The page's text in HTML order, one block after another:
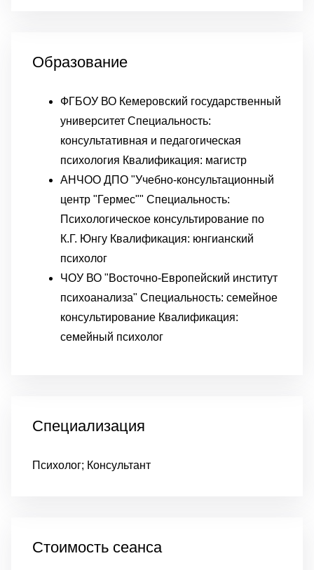
Образование
ФГБОУ ВО Кемеровский государственный
университет Специальность:
консультативная и педагогическая
психология Квалификация: магистр
АНЧОО ДПО "Учебно-консультационный
центр "Гермес"" Специальность:
Психологическое консультирование по
К.Г. Юнгу Квалификация: юнгианский
психолог
ЧОУ ВО "Восточно-Европейский институт
психоанализа" Специальность: семейное
консультирование Квалификация:
семейный психолог
Специализация
Психолог; Консультант
Стоимость сеанса